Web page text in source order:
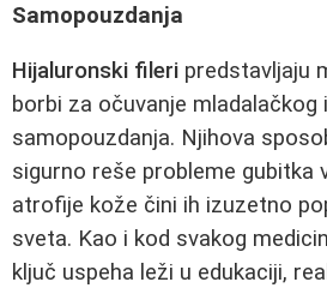
Samopouzdanja
Hijaluronski fileri predstavljaju
borbi za očuvanje mladalačkog
samopouzdanja. Njihova
sigurno reše probleme gubitka
atrofije kože čini ih izuzetno
sveta. Kao i kod svakog
ključ uspeha leži u edukaciji,